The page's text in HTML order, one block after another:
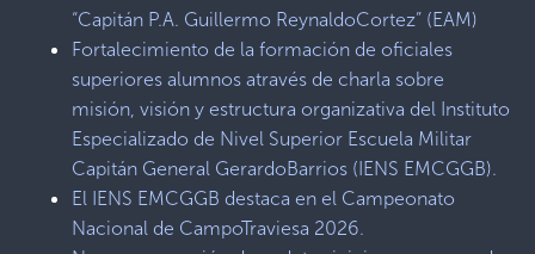
“Capitán P.A. Guillermo ReynaldoCortez” (EAM)
Fortalecimiento de la formación de oficiales
superiores alumnos através de charla sobre
misión, visión y estructura organizativa del Instituto
Especializado de Nivel Superior Escuela Militar
Capitán General GerardoBarrios (IENS EMCGGB).
El IENS EMCGGB destaca en el Campeonato
Nacional de CampoTraviesa 2026.